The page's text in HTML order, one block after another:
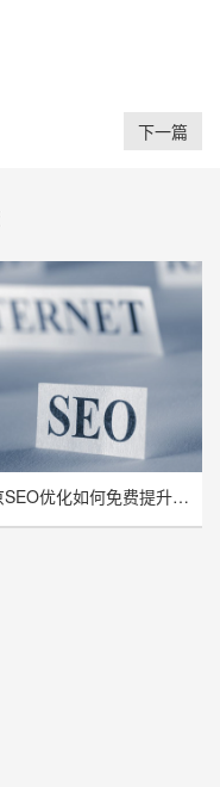
下一篇
北京SEO优化如何免费提升网站流量与曝光率？